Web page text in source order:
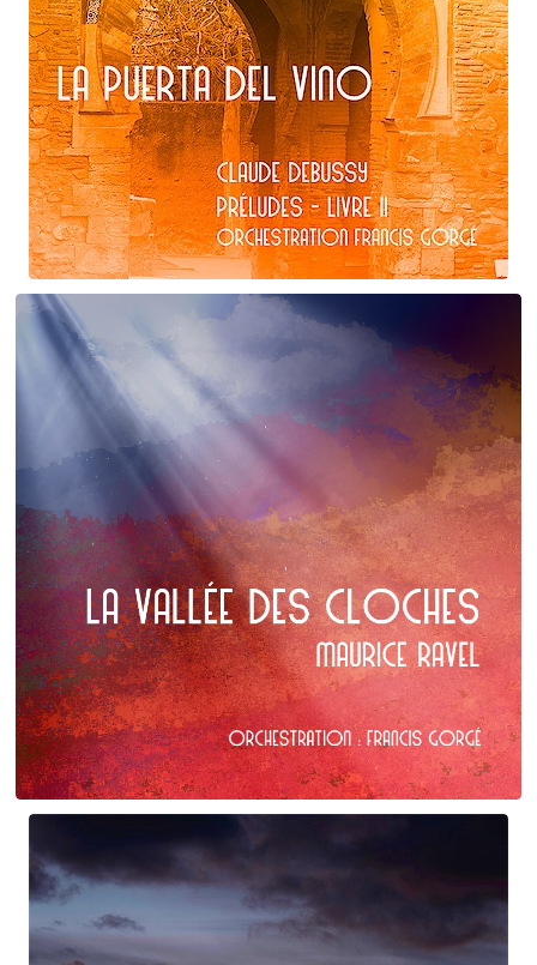
Claude Debussy
La puerta del vino
Maurice Ravel
La Vallée des cloches